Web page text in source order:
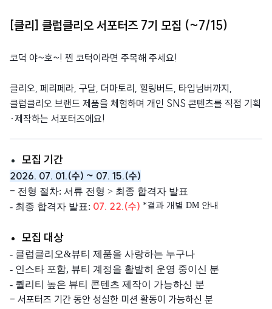
[클리] 클럽클리오 서포터즈 7기 모집 (~7/15)
코덕 야~호~! 찐 코턱이라면 주목해 주세요!
클리오, 페리페라, 구달, 더마토리, 힐링버드, 타입넘버까지,
클럽클리오 브랜드 제품을 체험하며 개인 SNS 콘텐츠를 직접 기획
·제작하는 서포터즈에요!
모집 기간
2026. 07. 01.(수) ~ 07. 15.(수)
- 전형 절차: 서류 전형 > 최종 합격자 발표
- 최종 합격자 발표: 07. 22.(수) *결과 개별 DM 안내
모집 대상
- 클럽클리오&뷰티 제품을 사랑하는 누구나
- 인스타 포함, 뷰티 계정을 활발히 운영 중이신 분
- 퀄리티 높은 뷰티 콘텐츠 제작이 가능하신 분
- 서포터즈 기간 동안 성실한 미션 활동이 가능하신 분